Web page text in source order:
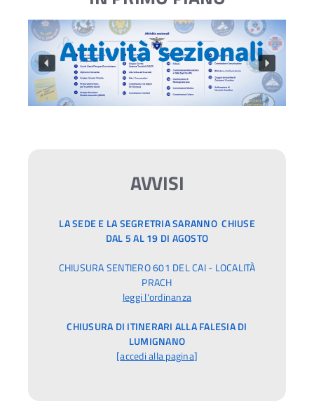
AVVISI
LA SEDE E LA SEGRETRIA SARANNO CHIUSE
DAL 5 AL 19 DI AGOSTO
CHIUSURA SENTIERO 601 DEL CAI - LOCALITÀ
PRACH
leggi l'ordinanza
CHIUSURA DI ITINERARI ALLA FALESIA DI
LUMIGNANO
[accedi alla pagina]